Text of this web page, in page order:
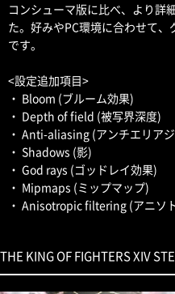
コンシューマ版に比べ、より詳
た。好みやPC環境に合わせて
です。
<設定追加項目>
・ Bloom (ブルーム効果)
・ Depth of field (被写界深度)
・ Anti-aliasing (アンチエリア
・ Shadows (影)
・ God rays (ゴッドレイ効果)
・ Mipmaps (ミップマップ)
・ Anisotropic filtering (アニソ
THE KING OF FIGHTERS XIV